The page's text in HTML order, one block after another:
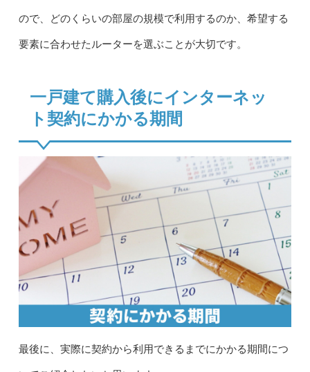
ので、どのくらいの部屋の規模で利用するのか、希望する
要素に合わせたルーターを選ぶことが大切です。
一戸建て購入後にインターネッ
ト契約にかかる期間
最後に、実際に契約から利用できるまでにかかる期間につ